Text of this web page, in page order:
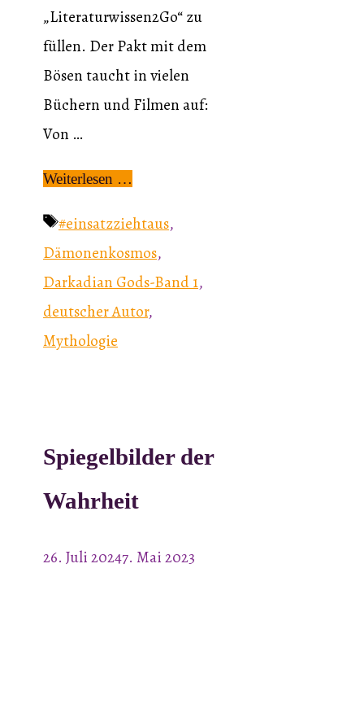
„Literaturwissen2Go“ zu
füllen. Der Pakt mit dem
Bösen taucht in vielen
Büchern und Filmen auf:
Von …
Weiterlesen …
Schlagwörter
#einsatzziehtaus,
Dämonenkosmos,
Darkadian Gods-Band 1,
deutscher Autor,
Mythologie
Spiegelbilder der
Wahrheit
26. Juli 20247. Mai 2023